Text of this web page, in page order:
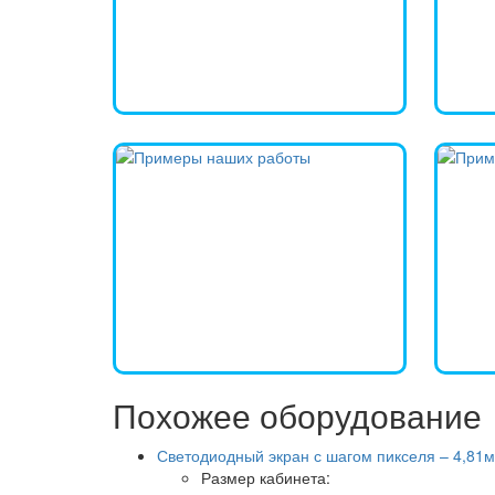
Похожее оборудование
Светодиодный экран с шагом пикселя –
Размер кабинета: